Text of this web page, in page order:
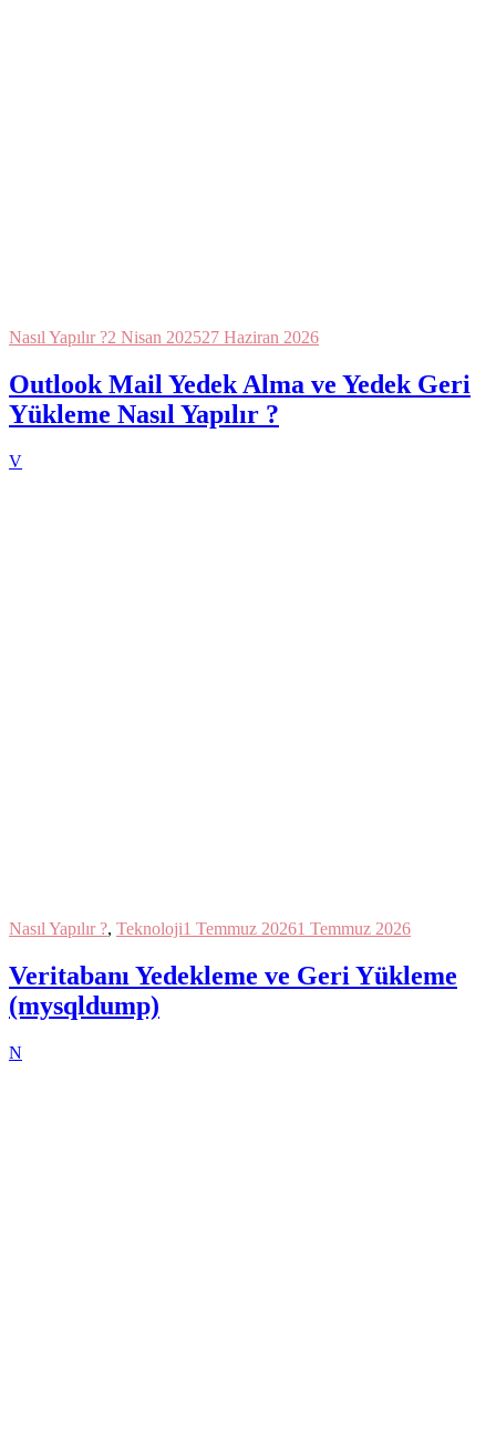
Nasıl Yapılır ?2 Nisan 202527 Haziran 2026
Outlook Mail Yedek Alma ve Yedek Geri
Yükleme Nasıl Yapılır ?
V
Nasıl Yapılır ?, Teknoloji1 Temmuz 20261 Temmuz 2026
Veritabanı Yedekleme ve Geri Yükleme
(mysqldump)
N